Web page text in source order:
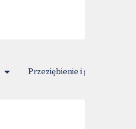
Przeziębienie i gorączka